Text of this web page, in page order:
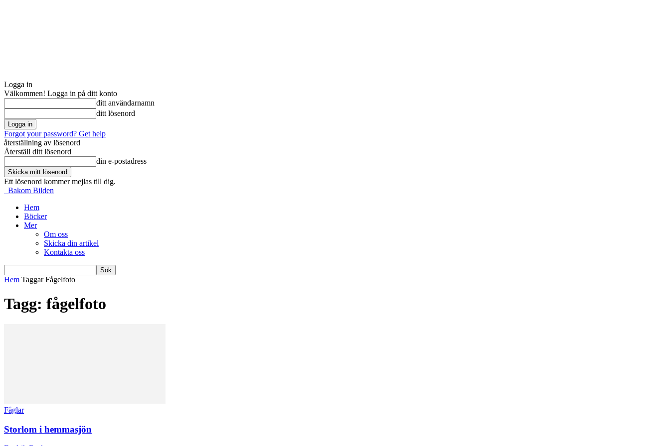
Logga in
Välkommen! Logga in på ditt konto
ditt användarnamn
ditt lösenord
Forgot your password? Get help
återställning av lösenord
Återställ ditt lösenord
din e-postadress
Ett lösenord kommer mejlas till dig.
Bakom Bilden
Hem
Böcker
Mer
Om oss
Skicka din artikel
Kontakta oss
Hem Taggar Fågelfoto
Tagg: fågelfoto
Fåglar
Storlom i hemmasjön